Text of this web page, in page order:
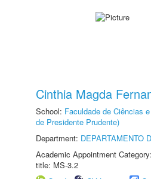
Cinthia Magda
School: Faculdade de Ciências
de Presidente Prudente)
Department: DEPARTAMENTO
Academic Appointment
title: MS-3.2